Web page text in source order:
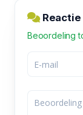
Reactie
Beoordeling